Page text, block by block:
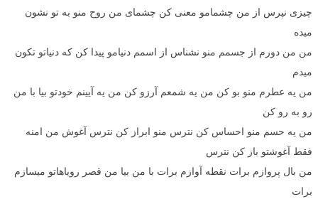
چیزی نپرس از من چشمامو معنی کن چشمای من روح منو به تو نشون
میده
من من دورم از جسمم منو نشناس از اسمم دنیامو پیدا کن که دنیاتو تکون
میدم
من یه عطرم منو بو کن من یه شمعم آرزو کن من یه آیینم خودتو بیا با من
رو به رو کن
من یه حسم منو احساس کن نترس منو ابراز کن نترس آغوش من امنه
فقط آغوشتو باز کن نترس
من بال پروازم برات نقطه آوازم برات با من بیا من قصر رویاهاتو میسازم
برات